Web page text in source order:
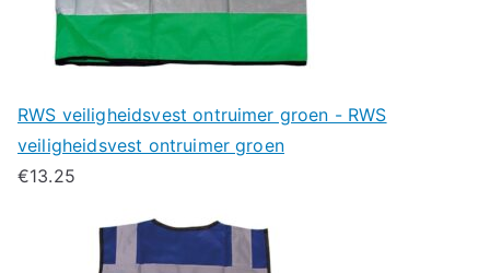
RWS veiligheidsvest ontruimer groen - RWS
veiligheidsvest ontruimer groen
€13.25